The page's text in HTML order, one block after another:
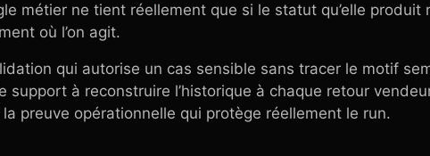
métier ne tient réellement que si le statut qu’elle produit
où l’on agit.
qui autorise un cas sensible sans tracer le motif
support à reconstruire l’historique à chaque retour
preuve opérationnelle qui protège réellement le run.